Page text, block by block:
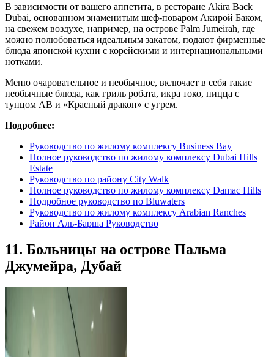
В зависимости от вашего аппетита, в ресторане Akira Back
Dubai, основанном знаменитым шеф-поваром Акирой Баком,
на свежем воздухе, например, на острове Palm Jumeirah, где
можно полюбоваться идеальным закатом, подают фирменные
блюда японской кухни с корейскими и интернациональными
нотками.
Меню очаровательное и необычное, включает в себя такие
необычные блюда, как гриль робата, икра токо, пицца с
тунцом AB и «Красный дракон» с угрем.
Подробнее:
Руководство по жилому комплексу Business Bay
Полное руководство по жилому комплексу Dubai Hills
Estate
Руководство по району City Walk
Полное руководство по жилому комплексу Damac Hills
Подробное руководство по Bluwaters
Руководство по жилому комплексу Arabian Ranches
Район Аль-Барша Руководство
11. Больницы на острове Пальма
Джумейра, Дубай